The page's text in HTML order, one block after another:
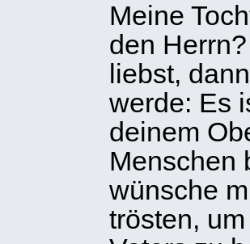
Meine
den
liebst,
werde: Es
deinem
Menschen
wünsche
trösten,